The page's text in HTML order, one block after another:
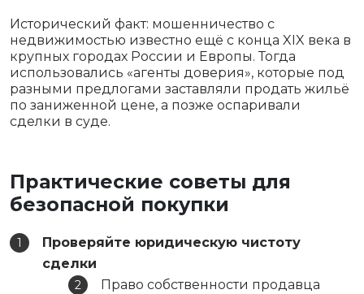
Исторический факт: мошенничество с
недвижимостью известно ещё с конца XIX века в
крупных городах России и Европы. Тогда
использовались «агенты доверия», которые под
разными предлогами заставляли продать жильё
по заниженной цене, а позже оспаривали
сделки в суде.
Практические советы для
безопасной покупки
Проверяйте юридическую чистоту
сделки
Право собственности продавца